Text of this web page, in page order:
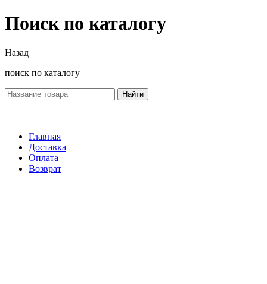
Поиск по каталогу
Назад
поиск по каталогу
Найти
Главная
Доставка
Оплата
Возврат